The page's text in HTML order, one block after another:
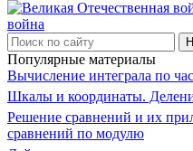
война
Популярные материалы
Вычисление интеграла по
Шкалы и координаты.
Решение сравнений и их
сравнений по модулю